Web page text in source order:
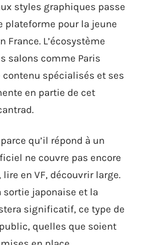
styles graphiques passe
plateforme pour la jeune
France. L’écosystème
salons comme Paris
contenu spécialisés et ses
en partie de cet
qu’il répond à un
ne couvre pas encore
en VF, découvrir large.
sortie japonaise et la
significatif, ce type de
quelles que soient